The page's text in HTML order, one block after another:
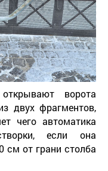
ворота
двух фрагментов,
чего автоматика
если она
см от грани столба